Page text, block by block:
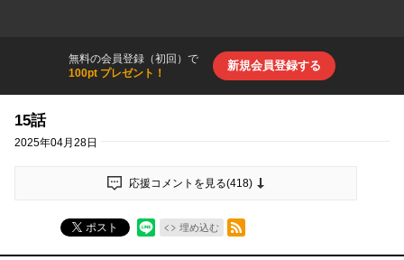
無料の会員登録（初回）で
100pt プレゼント！
新規会員登録する
15話
2025年04月28日
応援コメントを見る(418)
ポスト 埋め込む
RSSフィード